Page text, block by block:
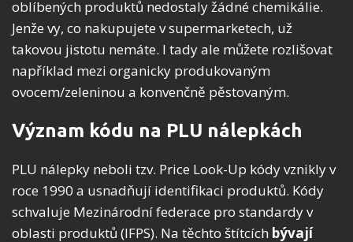
oblíbených produktů nedostaly žádné chemikálie.
Jenže vy, co nakupujete v supermarketech, už
takovou jistotu nemáte. I tady ale můžete rozlišovat
například mezi organicky produkovaným
ovocem/zeleninou a konvenčně pěstovaným.
Význam kódu na PLU nálepkách
PLU nálepky neboli tzv. Price Look-Up kódy vznikly v
roce 1990 a usnadňují identifikaci produktů. Kódy
schvaluje Mezinárodní federace pro standardy v
oblasti produktů (IFPS). Na těchto štítcích bývají